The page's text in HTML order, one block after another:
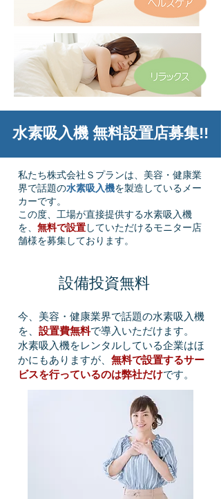
水素吸入機 無料設置店募集!!
​私たち株式会社Ｓプランは、美容・健康業
界で話題の水素吸入機を製造しているメー
カーです。
この度、工場が直接提供する水素吸入機
を、 無料で設置していただけるモニター店
舗様を募集しております。
設備投資無料
今、美容・健康業界で話題の水素吸入機
を、​ 設置費無料で導入いただけます。
​水素吸入機をレンタルしている企業はほ
かにもありますが、 無料で設置するサー
ビスを行っているのは弊社だけです。